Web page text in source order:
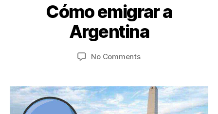
Cómo emigrar a
Argentina
author
y
V
s
o
m
date
u
n
e
2
,
2
5
No Commentson
a
Argentina